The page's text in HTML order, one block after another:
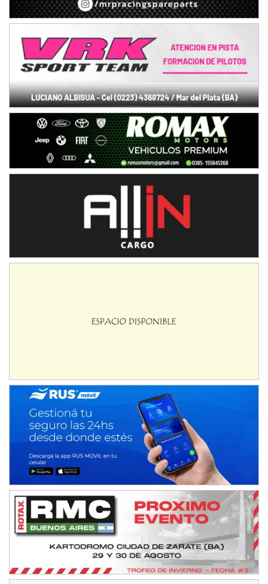
TUCUMANO - F5
Juan Navarro (Asfalto)
COBERTURA ESPECIAL DE E-KART.COM.AR
08/09-AGO
IAME SERIES ARGENTINA 6
Ramiro Tot (Asfalto)
Baradero (Buenos Aires)
KDO - F6
Ciudad de Trenque Lauquen (Asfalto)
Trenque Lauquen (Buenos Aires)
ENTRERRIANO - F6 (POSTERGADA)
PATAGONICO - F6
Avellaneda (Santa Fe)
SUR SANTAFESINO - F4
José Samuel Sánchez (Tierra)
Rufino (Santa Fe)
Juan Navarro (Asfalto)
El Timbó (Tucumán)